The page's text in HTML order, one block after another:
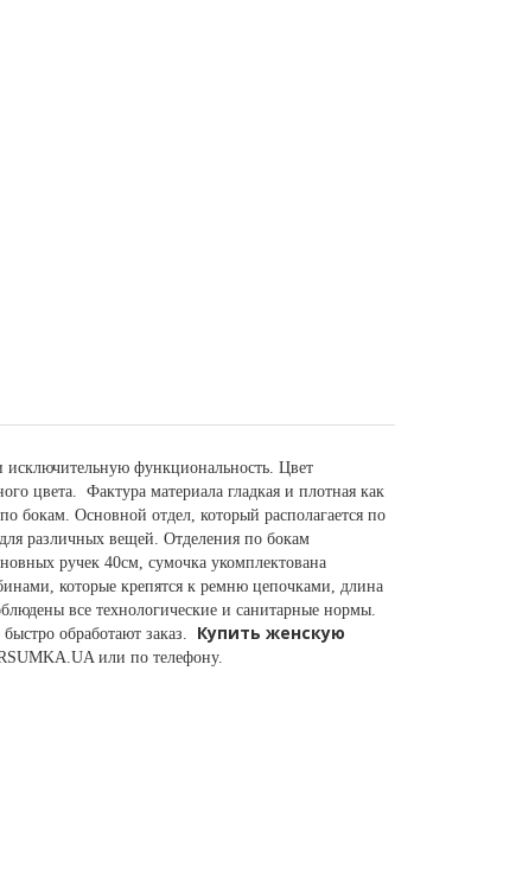
исключительную функциональность. Цвет
цвета. Фактура материала гладкая и плотная как
бокам. Основной отдел, который располагается по
различных вещей. Отделения по бокам
ручек 40см, сумочка укомплектована
которые крепятся к ремню цепочками, длина
все технологические и санитарные нормы.
обработают заказ. Купить женскую
или по телефону.